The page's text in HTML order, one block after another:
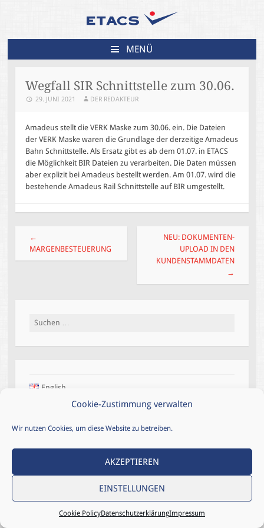
Cookie-Zustimmung verwalten
Wir nutzen Cookies, um diese Website zu betreiben.
AKZEPTIEREN
EINSTELLUNGEN
Cookie PolicyDatenschutzerklärungImpressum
MENÜ
ZUM
SPRINGEN
Wegfall SIR Schnittstelle zum 30.06.
29. JUNI 2021 DER REDAKTEUR
Amadeus stellt die VERK Maske zum 30.06. ein. Die Dateien
der VERK Maske waren die Grundlage der derzeitige Amadeus
Bahn Schnittstelle. Als Ersatz gibt es ab dem 01.07. in ETACS
die Möglichkeit BIR Dateien zu verarbeiten. Die Daten müssen
aber explizit bei Amadeus bestellt werden. Am 01.07. wird die
bestehende Amadeus Rail Schnittstelle auf BIR umgestellt.
Beitragsnavigation
←
MARGENBESTEUERUNG
NEU: DOKUMENTEN-
UPLOAD IN DEN
KUNDENSTAMMDATEN
→
Suchen
English